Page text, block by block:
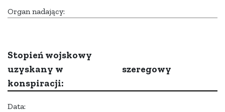
Organ nadający:
Stopień wojskowy
uzyskany w
konspiracji:
szeregowy
Data: